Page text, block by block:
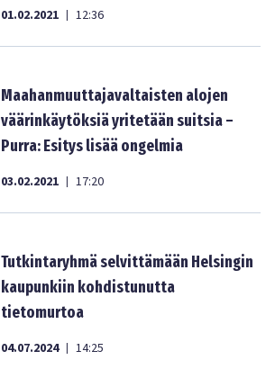
01.02.2021 | 12:36
Maahanmuuttajavaltaisten alojen
väärinkäytöksiä yritetään suitsia –
Purra: Esitys lisää ongelmia
03.02.2021 | 17:20
Tutkintaryhmä selvittämään Helsingin
kaupunkiin kohdistunutta
tietomurtoa
04.07.2024 | 14:25